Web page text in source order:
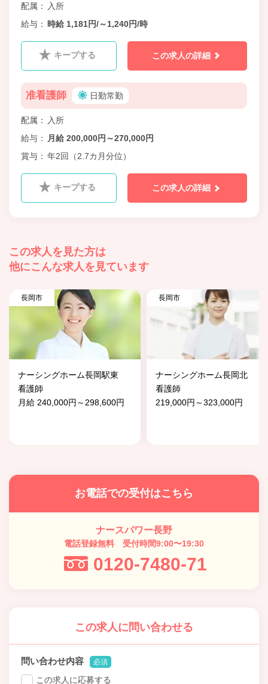
配属
入所
給与
時給 1,181円/～1,240円/時
キープする この求人の詳細
准看護師 日勤常勤
配属
入所
給与
月給 200,000円～270,000円
賞与
年2回（2.7カ月分位）
キープする この求人の詳細
この求人を見た方は
他にこんな求人を見ています
長岡市
ナーシングホーム長岡駅東
看護師
月給 240,000円～298,600円
長岡市
ナーシングホーム長岡北
看護師
219,000円～323,000円
お電話での受付はこちら
ナースパワー長野
電話登録無料 受付時間9:00〜19:30
0120-7480-71
この求人に問い合わせる
問い合わせ内容 必須
この求人に応募する